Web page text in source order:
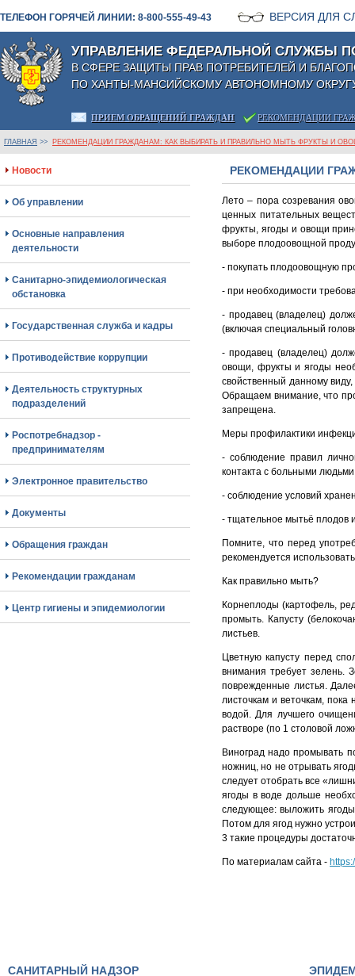
ТЕЛЕФОН ГОРЯЧЕЙ ЛИНИИ: 8-800-555-49-43 ВЕРСИЯ ДЛЯ
УПРАВЛЕНИЕ ФЕДЕРАЛЬНОЙ СЛУЖБЫ
В СФЕРЕ ЗАЩИТЫ ПРАВ ПОТРЕБИТЕЛЕЙ И
ПО ХАНТЫ-МАНСИЙСКОМУ АВТОНОМНОМУ
ПРИЕМ ОБРАЩЕНИЙ ГРАЖДАН РЕКОМЕНДАЦИИ
ГЛАВНАЯ >> РЕКОМЕНДАЦИИ ГРАЖДАНАМ: КАК ВЫБИРАТЬ И ПРАВИЛЬНО МЫТЬ ФРУКТЫ И
Новости
Об управлении
Основные направления
деятельности
Санитарно-эпидемиологическая
обстановка
Государственная служба и кадры
Противодействие коррупции
Деятельность структурных
подразделений
Роспотребнадзор -
предпринимателям
Электронное правительство
Документы
Обращения граждан
Рекомендации гражданам
Центр гигиены и эпидемиологии
РЕКОМЕНДАЦИИ
Лето – пора созревания
ценных питательных
фрукты, ягоды и овощи
выборе плодоовощной
- покупать плодоовощную
- при необходимости
- продавец (владелец)
(включая специальный
- продавец (владелец)
овощи, фрукты и ягоды
свойственный данному
Обращаем внимание, что
запрещена.
Меры профилактики
- соблюдение правил
контакта с больными людьми
- соблюдение условий
- тщательное мытьё плодов
Помните, что перед
рекомендуется
Как правильно мыть?
Корнеплоды (картофель,
промыть. Капусту
листьев.
Цветную капусту перед
внимания требует зелень.
поврежденные листья.
листочкам и веточкам,
водой. Для лучшего
растворе (по 1 столовой
Виноград надо промывать
ножниц, но не отрывать
следует отобрать все
ягоды в воде дольше
следующее: выложить
Потом для ягод нужно
3 такие процедуры
По материалам сайта -
САНИТАРНЫЙ НАДЗОР